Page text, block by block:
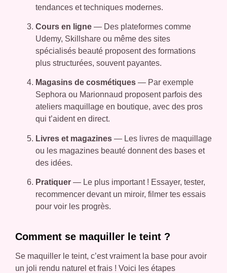
tendances et techniques modernes.
Cours en ligne — Des plateformes comme
Udemy, Skillshare ou même des sites
spécialisés beauté proposent des formations
plus structurées, souvent payantes.
Magasins de cosmétiques — Par exemple
Sephora ou Marionnaud proposent parfois des
ateliers maquillage en boutique, avec des pros
qui t’aident en direct.
Livres et magazines — Les livres de maquillage
ou les magazines beauté donnent des bases et
des idées.
Pratiquer — Le plus important ! Essayer, tester,
recommencer devant un miroir, filmer tes essais
pour voir les progrès.
Comment se maquiller le teint ?
Se maquiller le teint, c’est vraiment la base pour avoir
un joli rendu naturel et frais ! Voici les étapes